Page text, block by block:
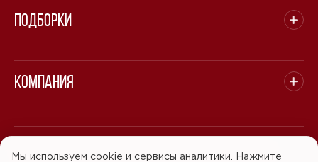
Подборки
Компания
© 2008 - 2026 ООО "БАСТЭН". Все права защищены.
Мы используем cookie и сервисы аналитики. Нажмите